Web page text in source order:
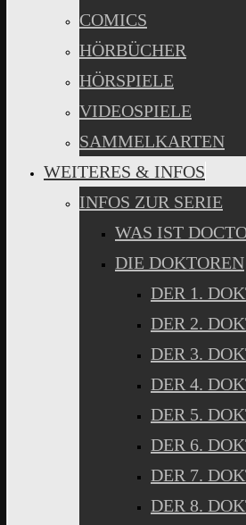
COMICS
HÖRBÜCHER
HÖRSPIELE
VIDEOSPIELE
SAMMELKARTEN
WEITERES & INFOS
INFOS ZUR SERIE
WAS IST
DIE DOKTOREN
DER 1.
DER 2.
DER 3.
DER 4.
DER 5.
DER 6.
DER 7.
DER 8.